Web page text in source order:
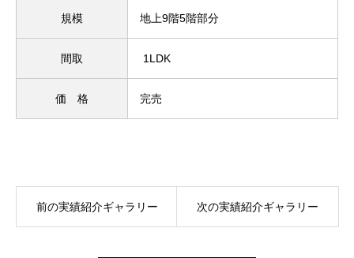
規模 地上9階5階部分
間取 1LDK
価 格 完売
前の実績紹介ギャラリー 次の実績紹介ギャラリー